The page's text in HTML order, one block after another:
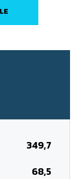
349,7
68,5